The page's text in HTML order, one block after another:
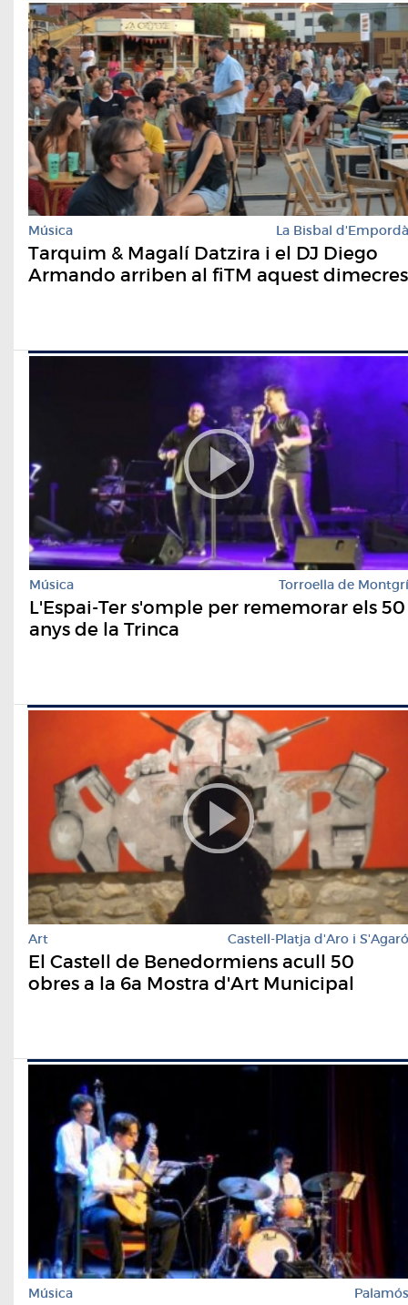
Música La Bisbal d'Empordà
Tarquim & Magalí Datzira i el DJ Diego
Armando arriben al fiTM aquest dimecres
Música Torroella de Montgrí
L'Espai-Ter s'omple per rememorar els 50
anys de la Trinca
Art Castell-Platja d'Aro i S'Agaró
El Castell de Benedormiens acull 50
obres a la 6a Mostra d'Art Municipal
Música Palamós